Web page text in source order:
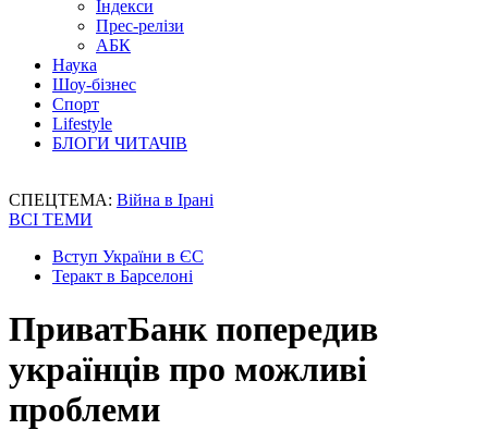
Індекси
Прес-релізи
АБК
Наука
Шоу-бізнес
Спорт
Lifestyle
БЛОГИ ЧИТАЧІВ
СПЕЦТЕМА: Війна в Ірані
ВСІ ТЕМИ
Вступ України в ЄС
Теракт в Барселоні
ПриватБанк попередив
українців про можливі
проблеми